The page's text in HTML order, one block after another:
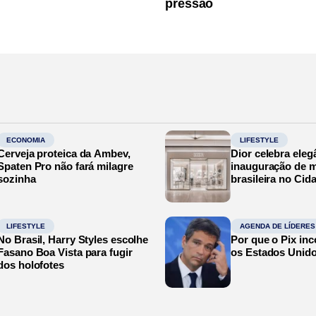
pressão
ECONOMIA
proteica da Ambev,
Pro não fará milagre
LIFESTYLE
Dior celebra
inauguração de
brasileira no
LIFESTYLE
Brasil, Harry Styles escolhe
Boa Vista para fugir
holofotes
AGENDA DE LÍDERES
Por que o Pix
os Estados